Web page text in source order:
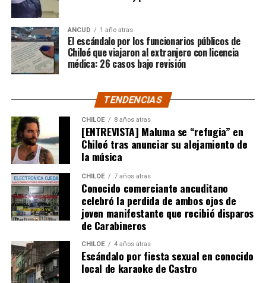
Fuente: El Insular
El ‘Millonario’ fue quien dominó las acciones a lo largo
del encuentro y quien generó las chances más claras,
pero no estuvo fino a la hora de convertir.
El cuadro ‘Xeneize’, por su parte, resistió hasta último
momento y solo a través de Sebastián Villa tuvo alguna
oportunidad de gol.
Tras un primer tiempo donde los locales dominaron,
Boca reaccionó en la segunda mitad para darle algo de
trabajo al portero Franco Armani
figura fue el guardametas visitante,
quien tuvo tres intervenciones notables.
River buscaba de todas las maneras abrir el marcador,
pero algo siempre se lo impedía. A los 12′ del segundo
tiempo, Nicolás De la Cruz sacó un remate tremendo de
media distancia que llevaba destino de gol, pero que
‘Chiquito’ con un manotazo salvador, mandó al córner.
ANCUD 1 año atras
El escándalo por los funcionarios públicos de
Chiloé que viajaron al extranjero con licencia
médica: 26 casos bajo revisión
TENDENCIAS
CHILOE 8 años atras
[ENTREVISTA] Maluma se “refugia” en
Chiloé tras anunciar su alejamiento de
la música
CHILOE 7 años atras
Conocido comerciante ancuditano
celebró la perdida de ambos ojos de
joven manifestante que recibió disparos
de Carabineros
CHILOE 4 años atras
Escándalo por fiesta sexual en conocido
local de karaoke de Castro